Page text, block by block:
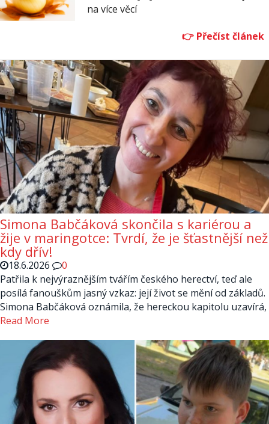
na více věcí
Simona Babčáková skončila s kariérou a
žije v maringotce: Tvrdí, že je šťastnější než
kdy dřív!
18.6.2026
0
Patřila k nejvýraznějším tvářím českého herectví, teď ale
posílá fanouškům jasný vzkaz: její život se mění od základů.
Simona Babčáková oznámila, že hereckou kapitolu uzavírá,
Read More